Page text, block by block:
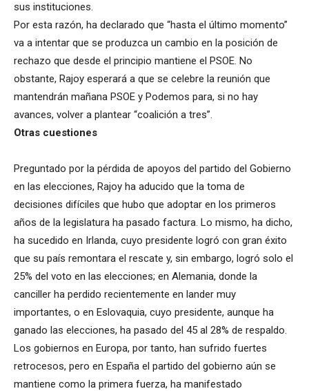
sus instituciones.
Por esta razón, ha declarado que “hasta el último momento”
va a intentar que se produzca un cambio en la posición de
rechazo que desde el principio mantiene el PSOE. No
obstante, Rajoy esperará a que se celebre la reunión que
mantendrán mañana PSOE y Podemos para, si no hay
avances, volver a plantear “coalición a tres”.
Otras cuestiones
Preguntado por la pérdida de apoyos del partido del Gobierno
en las elecciones, Rajoy ha aducido que la toma de
decisiones difíciles que hubo que adoptar en los primeros
años de la legislatura ha pasado factura. Lo mismo, ha dicho,
ha sucedido en Irlanda, cuyo presidente logró con gran éxito
que su país remontara el rescate y, sin embargo, logró solo el
25% del voto en las elecciones; en Alemania, donde la
canciller ha perdido recientemente en lander muy
importantes, o en Eslovaquia, cuyo presidente, aunque ha
ganado las elecciones, ha pasado del 45 al 28% de respaldo.
Los gobiernos en Europa, por tanto, han sufrido fuertes
retrocesos, pero en España el partido del gobierno aún se
mantiene como la primera fuerza, ha manifestado